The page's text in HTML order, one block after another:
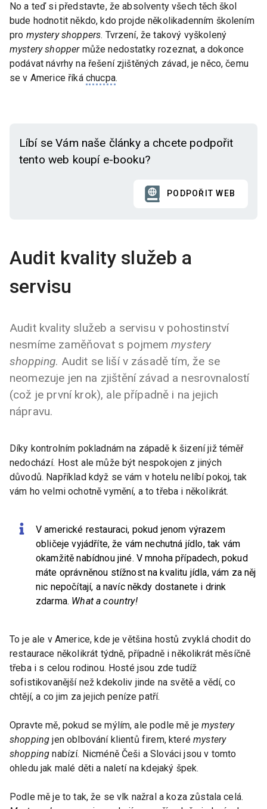
No a teď si představte, že absolventy všech těch škol
bude hodnotit někdo, kdo projde několikadenním školením
pro mystery shoppers. Tvrzení, že takový vyškolený
mystery shoppermůže nedostatky rozeznat, a dokonce
podávat návrhy na řešení zjištěných závad, je něco, čemu
se v Americe říká chucpa.
Líbí se Vám naše články a chcete podpořit
tento web koupí e-booku?
PODPOŘIT WEB
Audit kvality služeb a
servisu
Audit kvality služeb a servisu v pohostinství
nesmíme zaměňovat s pojmemmystery
shopping. Audit se liší v zásadě tím, že se
neomezuje jen na zjištění závad a nesrovnalostí
(což je první krok), ale případně i na jejich
nápravu.
Díky kontrolním pokladnám na západě k šizení již téměř
nedochází. Host ale může být nespokojen z jiných
důvodů. Například když se vám v hotelu nelíbí pokoj, tak
vám ho velmi ochotně vymění, a to třeba i několikrát.
V americké restauraci, pokud jenom výrazem
obličeje vyjádříte, že vám nechutná jídlo, tak vám
okamžitě nabídnou jiné. V mnoha případech, pokud
máte oprávněnou stížnost na kvalitu jídla, vám za něj
nic nepočítají, a navíc někdy dostanete i drink
zdarma. What a country!
To je ale v Americe, kde je většina hostů zvyklá chodit do
restaurace několikrát týdně, případně i několikrát měsíčně
třeba i s celou rodinou. Hosté jsou zde tudíž
sofistikovanější než kdekoliv jinde na světě a vědí, co
chtějí, a co jim za jejich peníze patří.
Opravte mě, pokud se mýlím, ale podle mě jemystery
shopping jen oblbování klientů firem, kterémystery
shopping nabízí. Nicméně Češi a Slováci jsou v tomto
ohledu jak malé děti a naletí na kdejaký špek.
Podle mě je to tak, že se vlk nažral a koza zůstala celá.